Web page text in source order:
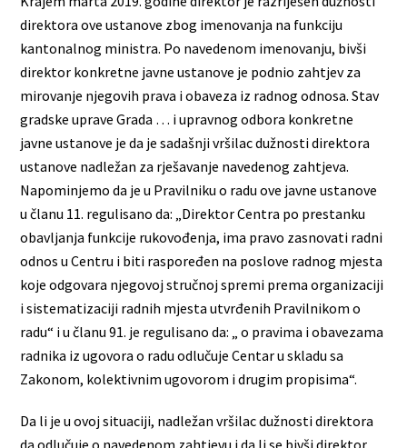
direktora ove ustanove zbog imenovanja na funkciju
kantonalnog ministra. Po navedenom imenovanju, bivši
direktor konkretne javne ustanove je podnio zahtjev za
mirovanje njegovih prava i obaveza iz radnog odnosa. Stav
gradske uprave Grada … i upravnog odbora konkretne
javne ustanove je da je sadašnji vršilac dužnosti direktora
ustanove nadležan za rješavanje navedenog zahtjeva.
Napominjemo da je u Pravilniku o radu ove javne ustanove
u članu 11. regulisano da: „Direktor Centra po prestanku
obavljanja funkcije rukovođenja, ima pravo zasnovati radni
odnos u Centru i biti raspoređen na poslove radnog mjesta
koje odgovara njegovoj stručnoj spremi prema organizaciji
i sistematizaciji radnih mjesta utvrđenih Pravilnikom o
radu“ i u članu 91. je regulisano da: „ o pravima i obavezama
radnika iz ugovora o radu odlučuje Centar u skladu sa
Zakonom, kolektivnim ugovorom i drugim propisima“.
Da li je u ovoj situaciji, nadležan vršilac dužnosti direktora
da odlučuje o navedenom zahtjevu i da li se bivši direktor